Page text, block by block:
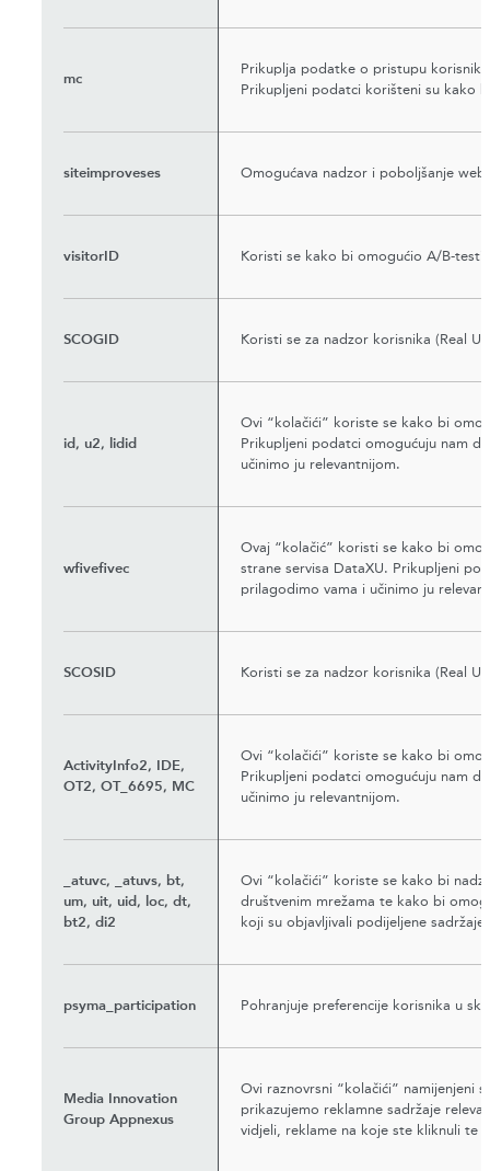
mc
Prikuplja podatke o pristupu
Prikupljeni podatci korišteni su kako
siteimproveses Omogućava nadzor i poboljšanje
visitorID Koristi se kako bi omogućio A/B-
SCOGID Koristi se za nadzor korisnika (Real
id, u2, lidid
Ovi “kolačići” koriste se kako bi
Prikupljeni podatci omogućuju nam
učinimo ju relevantnijom.
wfivefivec
Ovaj “kolačić” koristi se kako bi
strane servisa DataXU. Prikupljeni
prilagodimo vama i učinimo ju
SCOSID Koristi se za nadzor korisnika (Real
ActivityInfo2, IDE,
OT2, OT_6695, MC
Ovi “kolačići” koriste se kako bi
Prikupljeni podatci omogućuju nam
učinimo ju relevantnijom.
_atuvc, _atuvs, bt,
um, uit, uid, loc, dt,
bt2, di2
Ovi “kolačići” koriste se kako bi
društvenim mrežama te kako bi
koji su objavljivali podijeljene sadržaje.
psyma_participation Pohranjuje preferencije korisnika u
Media Innovation
Group Appnexus
Ovi raznovrsni “kolačići” namijenjeni
prikazujemo reklamne sadržaje
vidjeli, reklame na koje ste kliknuli te